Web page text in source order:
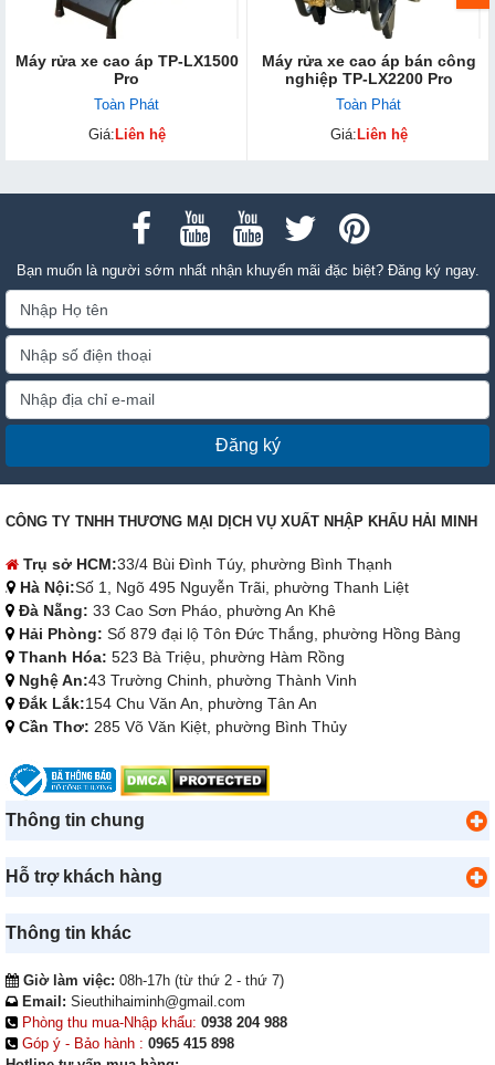
Máy rửa xe cao áp TP-LX1500
Pro
Toàn Phát
Giá: Liên hệ
Máy rửa xe cao áp bán công
nghiệp TP-LX2200 Pro
Toàn Phát
Giá: Liên hệ
Bạn muốn là người sớm nhất nhận khuyến mãi đặc biệt? Đăng ký ngay.
Đăng ký
CÔNG TY TNHH THƯƠNG MẠI DỊCH VỤ XUẤT NHẬP KHẨU HẢI MINH
Trụ sở HCM:33/4 Bùi Đình Túy, phường Bình Thạnh
Hà Nội:Số 1, Ngõ 495 Nguyễn Trãi, phường Thanh Liệt
Đà Nẵng: 33 Cao Sơn Pháo, phường An Khê
Hải Phòng: Số 879 đại lộ Tôn Đức Thắng, phường Hồng Bàng
Thanh Hóa: 523 Bà Triệu, phường Hàm Rồng
Nghệ An:43 Trường Chinh, phường Thành Vinh
Đắk Lắk:154 Chu Văn An, phường Tân An
Cần Thơ: 285 Võ Văn Kiệt, phường Bình Thủy
Thông tin chung
Hỗ trợ khách hàng
Thông tin khác
Giờ làm việc: 08h-17h (từ thứ 2 - thứ 7)
Email: Sieuthihaiminh@gmail.com
Phòng thu mua-Nhập khẩu: 0938 204 988
Góp ý - Bảo hành : 0965 415 898